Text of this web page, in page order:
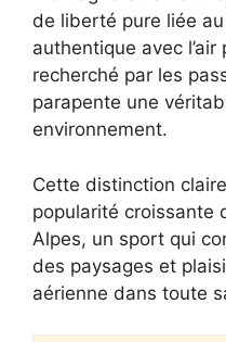
de liberté pure liée
authentique avec
recherché par les
parapente une
environnement.
Cette distinction
popularité croissante
Alpes, un sport qui
des paysages et
aérienne dans toute